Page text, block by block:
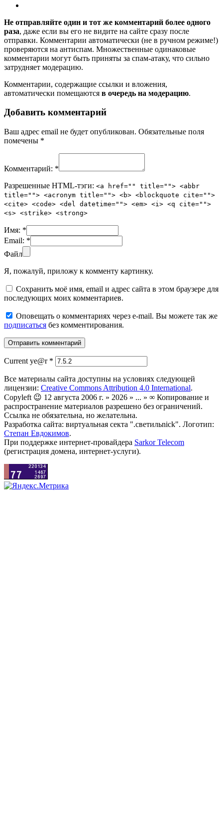
Не отправляйте один и тот же комментарий более одного
раза, даже если вы его не видите на сайте сразу после
отправки. Комментарии автоматически (не в ручном режиме!)
проверяются на антиспам. Множественные одинаковые
комментарии могут быть приняты за спам-атаку, что сильно
затрудняет модерацию.
Комментарии, содержащие ссылки и вложения,
автоматически помещаются в очередь на модерацию.
Добавить комментарий
Ваш адрес email не будет опубликован. Обязательные поля
помечены *
Комментарий: *
Разрешенные HTML-тэги: <a href="" title=""> <abbr
title=""> <acronym title=""> <b> <blockquote cite="">
<cite> <code> <del datetime=""> <em> <i> <q cite="">
<s> <strike> <strong>
Имя: *
Email: *
Файл
Я, пожалуй, приложу к комменту картинку.
Сохранить моё имя, email и адрес сайта в этом браузере для
последующих моих комментариев.
Оповещать о комментариях через e-mail. Вы можете так же
подписаться без комментирования.
Current ye@r *
Все материалы сайта доступны на условиях следующей
лицензии: Creative Commons Attribution 4.0 International.
Copyleft 😉 12 августа 2006 г. » 2026 » ... » ∞ Копирование и
распространение материалов разрешено без ограничений.
Ссылка не обязательна, но желательна.
Разработка сайта: виртуальная секта ".светильnick". Логотип:
Степан Евдокимов.
При поддержке интернет-провайдера Sarkor Telecom
(регистрация домена, интернет-услуги).